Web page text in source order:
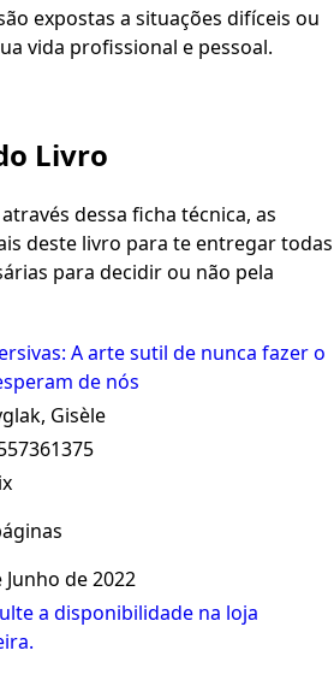
expostas a situações difíceis ou
vida profissional e pessoal.
Livro
dessa ficha técnica, as
deste livro para te entregar todas
para decidir ou não pela
A arte sutil de nunca fazer o
de nós
Gisèle
Junho de 2022
a disponibilidade na loja